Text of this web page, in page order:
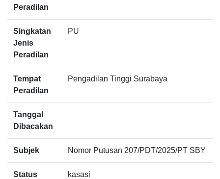
Peradilan
Singkatan
Jenis
Peradilan
PU
Tempat
Peradilan
Pengadilan Tinggi Surabaya
Tanggal
Dibacakan
Subjek Nomor Putusan 207/PDT/2025/PT SBY
Status
kasasi